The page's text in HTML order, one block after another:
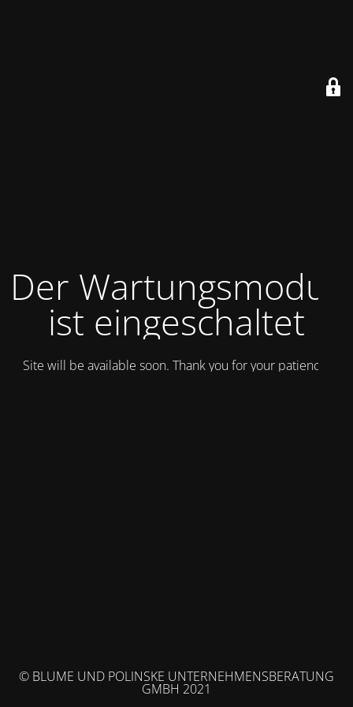
Der Wartungsmodus
ist eingeschaltet
Site will be available soon. Thank you for your patience!
© BLUME UND POLINSKE UNTERNEHMENSBERATUNG
GMBH 2021